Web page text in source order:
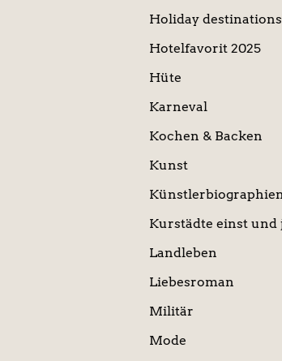
Holiday destinations
Hotelfavorit 2025
Hüte
Karneval
Kochen & Backen
Kunst
Kurstädte einst und
Landleben
Liebesroman
Militär
Mode